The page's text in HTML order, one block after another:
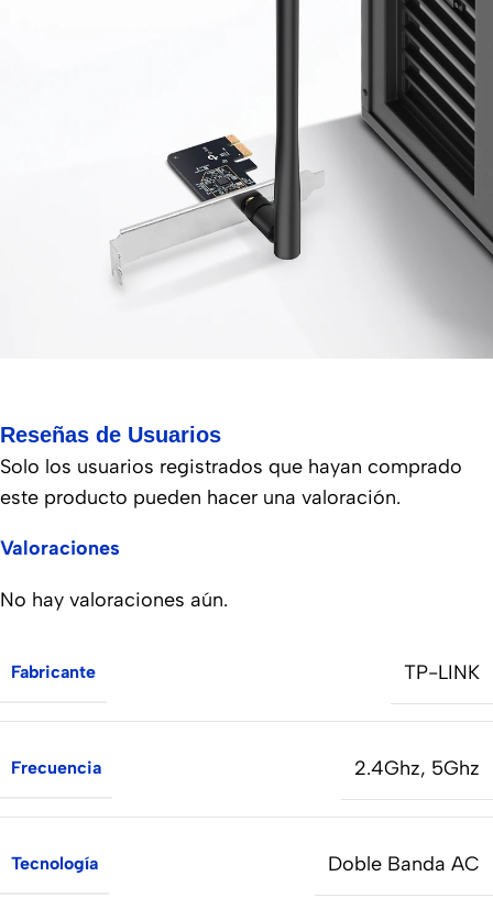
Reseñas de Usuarios
Valoraciones
No hay valoraciones aún.
Solo los usuarios registrados que hayan comprado
este producto pueden hacer una valoración.
Fabricante TP-LINK
Frecuencia 2.4Ghz, 5Ghz
Tecnología Doble Banda AC